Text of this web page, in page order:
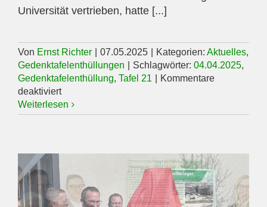
Universität vertrieben, hatte [...]
Von Ernst Richter 07.05.2025 Kategorien: Aktuelles,
Gedenktafelenthüllungen
Schlagwörter: 04.04.2025,
Gedenktafelenthüllung, Tafel 21
Kommentare
deaktiviertfür
Gedenktafelenthüllungen
am
Weiterlesen